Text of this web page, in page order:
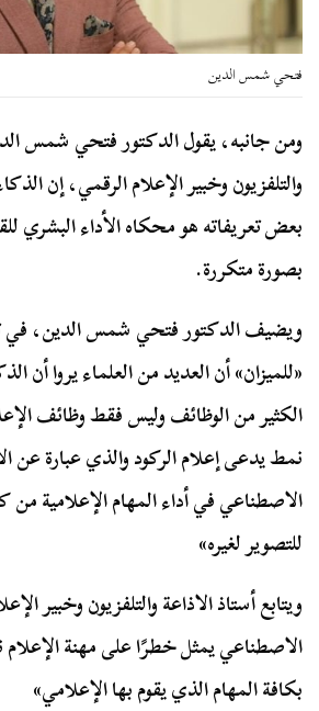
فتحي شمس الدين
ومن جانبه، يقول الدكتور فتحي شمس
والتلفزيون وخبير الإعلام الرقمي، إن
بعض تعريفاته هو محكاه الأداء البشري
بصورة متكررة.
ويضيف الدكتور فتحي شمس الدين،
«للميزان» أن العديد من العلماء يروا أن
الكثير من الوظائف وليس فقط وظائف
نمط يدعى إعلام الركود والذي عبارة عن
الاصطناعي في أداء المهام الإعلامية
للتصوير لغيره»
ويتابع أستاذ الاذاعة والتلفزيون وخبير
الاصطناعي يمثل خطرًا على مهنة الإعلام
بكافة المهام الذي يقوم بها الإعلامي»